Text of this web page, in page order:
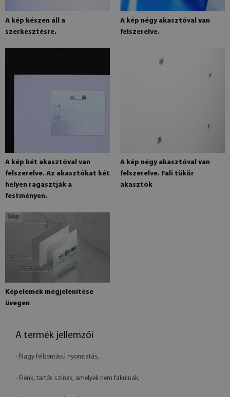
A kép készen áll a
szerkesztésre.
A kép négy akasztóval van
felszerelve.
A kép két akasztóval van
felszerelve. Az akasztókat két
helyen ragasztják a
festményen.
A kép négy akasztóval van
felszerelve. Fali tükör
akasztók
Képelemek megjelenítése
üvegen
A termék jellemzői
- Nagy felbontású nyomtatás,
- Élénk, tartós színek, amelyek nem fakulnak,